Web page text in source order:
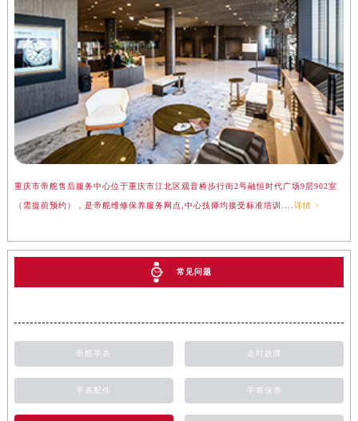
重庆市帝舵售后服务中心位于重庆市江北区观音桥步行街2号融恒时代广场9层902室
（需提前预约），是帝舵维修保养服务网点,中心技师均接受标准培训.... 详情 >
常见问题
帝舵手表 走时故障
手表配件 手表保养